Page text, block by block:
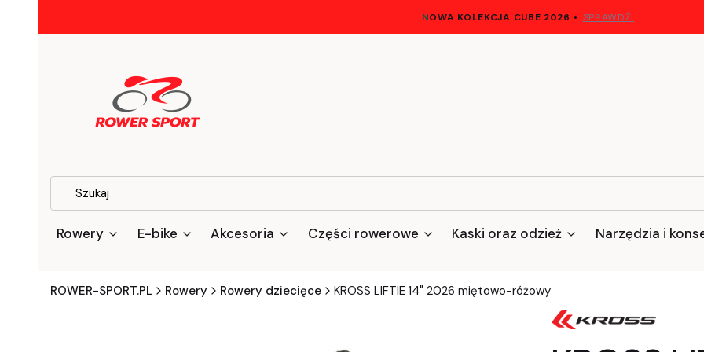
NOWA KOLEKCJA CUBE 2026 • SPRAWDŹ!
Rowery E-bike Akcesoria Części rowerowe Kaski oraz odzież Narzędzia i
ROWER-SPORT.PL Rowery Rowery dziecięce KROSS LIFTIE 14" 2026 miętowo-różowy